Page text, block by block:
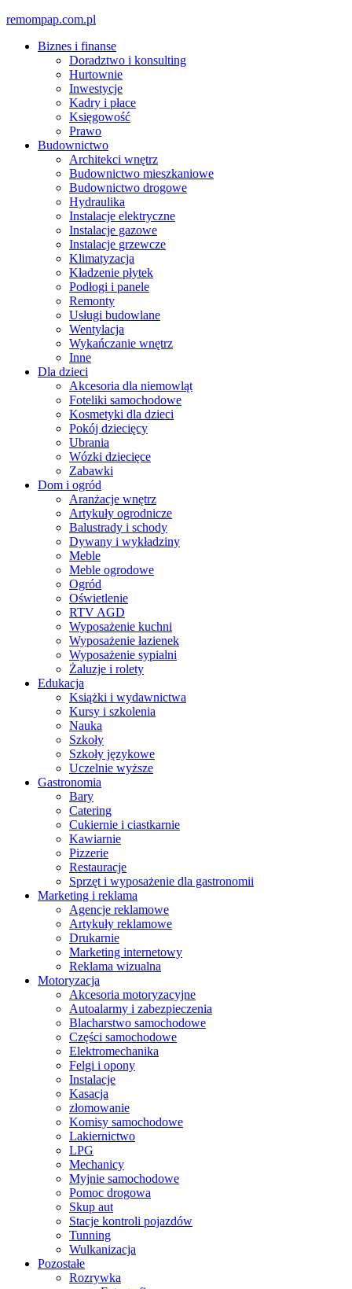
Skip
content
remompap.com.pl
Biznes i finanse
Doradztwo i konsulting
Hurtownie
Inwestycje
Kadry i płace
Księgowość
Prawo
Budownictwo
Architekci wnętrz
Budownictwo mieszkaniowe
Budownictwo drogowe
Hydraulika
Instalacje elektryczne
Instalacje gazowe
Instalacje grzewcze
Klimatyzacja
Kładzenie płytek
Podłogi i panele
Remonty
Usługi budowlane
Wentylacja
Wykańczanie wnętrz
Inne
Dla dzieci
Akcesoria dla niemowląt
Foteliki samochodowe
Kosmetyki dla dzieci
Pokój dziecięcy
Ubrania
Wózki dziecięce
Zabawki
Dom i ogród
Aranżacje wnętrz
Artykuły ogrodnicze
Balustrady i schody
Dywany i wykładziny
Meble
Meble ogrodowe
Ogród
Oświetlenie
RTV AGD
Wyposażenie kuchni
Wyposażenie łazienek
Wyposażenie sypialni
Żaluzje i rolety
Edukacja
Książki i wydawnictwa
Kursy i szkolenia
Nauka
Szkoły
Szkoły językowe
Uczelnie wyższe
Gastronomia
Bary
Catering
Cukiernie i ciastkarnie
Kawiarnie
Pizzerie
Restauracje
Sprzęt i wyposażenie dla gastronomii
Marketing i reklama
Agencje reklamowe
Artykuły reklamowe
Drukarnie
Marketing internetowy
Reklama wizualna
Motoryzacja
Akcesoria motoryzacyjne
Autoalarmy i zabezpieczenia
Blacharstwo samochodowe
Części samochodowe
Elektromechanika
Felgi i opony
Instalacje
Kasacja
złomowanie
Komisy samochodowe
Lakiernictwo
LPG
Mechanicy
Myjnie samochodowe
Pomoc drogowa
Skup aut
Stacje kontroli pojazdów
Tunning
Wulkanizacja
Pozostałe
Rozrywka